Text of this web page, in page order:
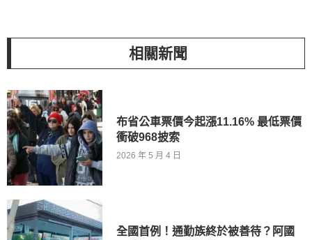
相關新聞
布省公車票價今起漲11.16% 最低票價
衝破968披索
2026 年 5 月 4 日
全國首例！通勤族終於被善待？阿國